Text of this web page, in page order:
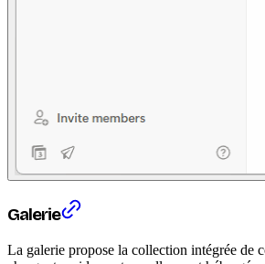
Galerie
La galerie propose la collection intégrée de